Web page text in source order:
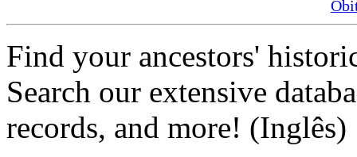
Find your ancestors'
Search our extensive
records, and more! (Inglês)